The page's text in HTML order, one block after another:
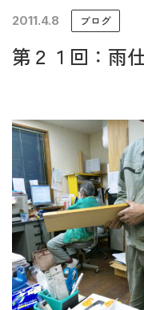
イチケンの家づくり
モデルハウス
未来に住み継ぐ
会社情報
2011.4.8 ブログ
第２１回：雨